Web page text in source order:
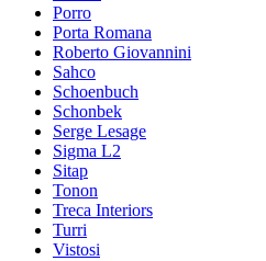
Porro
Porta Romana
Roberto Giovannini
Sahco
Schoenbuch
Schonbek
Serge Lesage
Sigma L2
Sitap
Tonon
Treca Interiors
Turri
Vistosi